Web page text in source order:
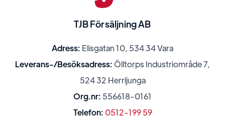
TJB Försäljning AB
Adress: Elisgatan 10, 534 34 Vara
Leverans-/Besöksadress: Ölltorps Industriområde 7,
524 32 Herrljunga
Org.nr: 556618-0161
Telefon: 0512-199 59